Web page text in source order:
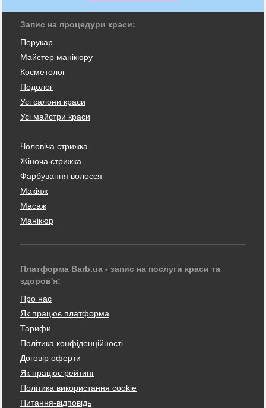
Запис на процедури краси:
Перукар
Майстер манікюру
Косметолог
Подолог
Усі салони краси
Усі майстри краси
Чоловіча стрижка
Жіноча стрижка
Фарбування волосся
Макіяж
Масаж
Манікюр
Платформа Barb.ua - запис на послуги краси та
здоров'я:
Про нас
Як працює платформа
Тарифи
Політика конфіденційності
Договір оферти
Як працює рейтинг
Політика використання cookie
Питання-відповідь